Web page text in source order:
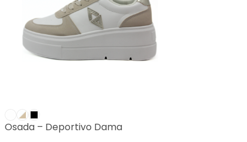
Osada – Deportivo Dama